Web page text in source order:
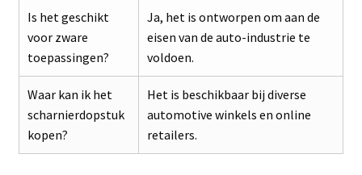
Is het geschikt
voor zware
toepassingen?
Ja, het is ontworpen om aan de
eisen van de auto-industrie te
voldoen.
Waar kan ik het
scharnierdopstuk
kopen?
Het is beschikbaar bij diverse
automotive winkels en online
retailers.